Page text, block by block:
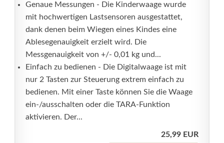
Genaue Messungen - Die Kinderwaage wurde
mit hochwertigen Lastsensoren ausgestattet,
dank denen beim Wiegen eines Kindes eine
Ablesegenauigkeit erzielt wird. Die
Messgenauigkeit von +/- 0,01 kg und...
Einfach zu bedienen - Die Digitalwaage ist mit
nur 2 Tasten zur Steuerung extrem einfach zu
bedienen. Mit einer Taste können Sie die Waage
ein-/ausschalten oder die TARA-Funktion
aktivieren. Der...
25,99 EUR